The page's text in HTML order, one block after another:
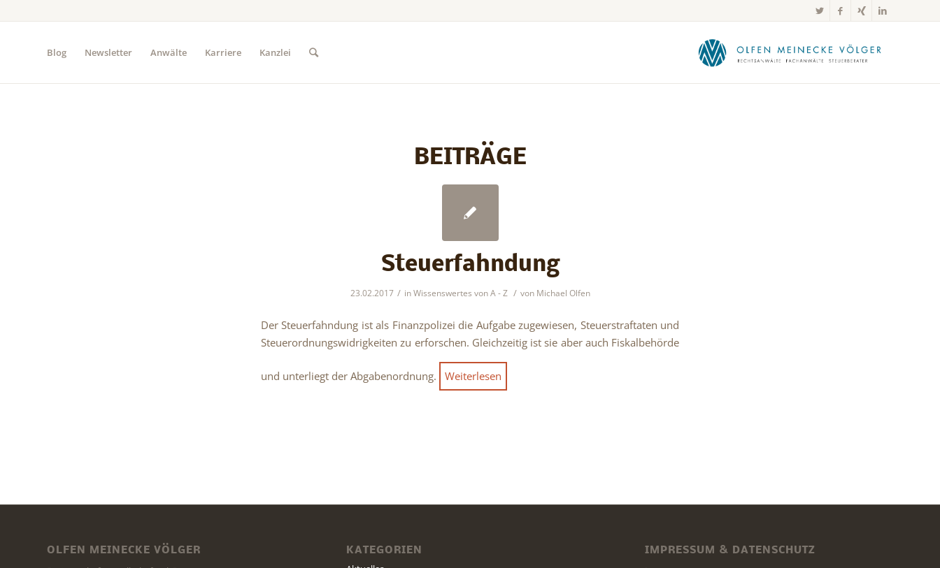
Blog Newsletter Anwälte Karriere Kanzlei
BEITRÄGE
Steuerfahndung
23.02.2017 / inWissenswertes von A - Z / von Michael Olfen
Der Steuerfahndung ist als Finanzpolizei die Aufgabe zugewiesen, Steuerstraftaten und
Steuerordnungswidrigkeiten zu erforschen. Gleichzeitig ist sie aber auch Fiskalbehörde
und unterliegt der Abgabenordnung. Weiterlesen
OLFEN MEINECKE VÖLGER KATEGORIEN IMPRESSUM & DATENSCHUTZ